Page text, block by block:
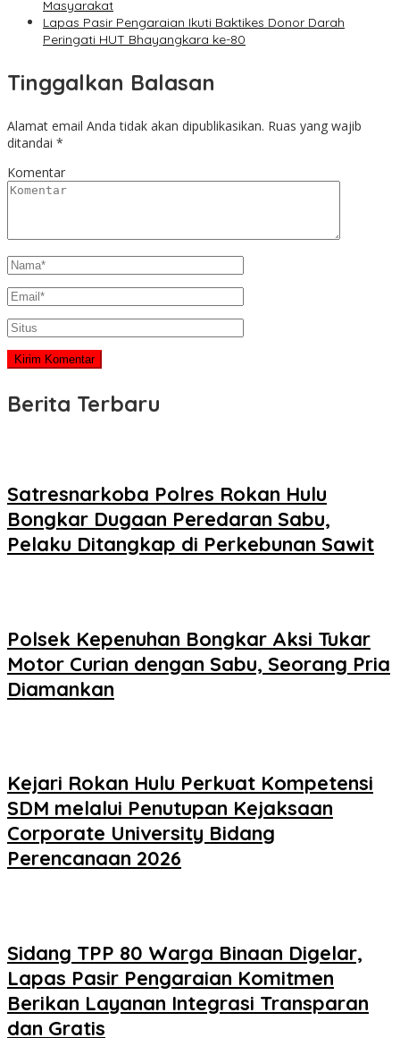
Masyarakat
Lapas Pasir Pengaraian Ikuti Baktikes Donor Darah
Peringati HUT Bhayangkara ke-80
Tinggalkan Balasan
Alamat email Anda tidak akan dipublikasikan. Ruas yang wajib
ditandai *
Komentar
Berita Terbaru
Satresnarkoba Polres Rokan Hulu
Bongkar Dugaan Peredaran Sabu,
Pelaku Ditangkap di Perkebunan Sawit
Polsek Kepenuhan Bongkar Aksi Tukar
Motor Curian dengan Sabu, Seorang Pria
Diamankan
Kejari Rokan Hulu Perkuat Kompetensi
SDM melalui Penutupan Kejaksaan
Corporate University Bidang
Perencanaan 2026
Sidang TPP 80 Warga Binaan Digelar,
Lapas Pasir Pengaraian Komitmen
Berikan Layanan Integrasi Transparan
dan Gratis